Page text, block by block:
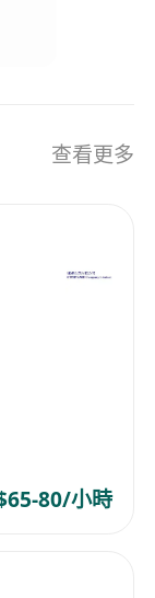
查看更多
80/小時